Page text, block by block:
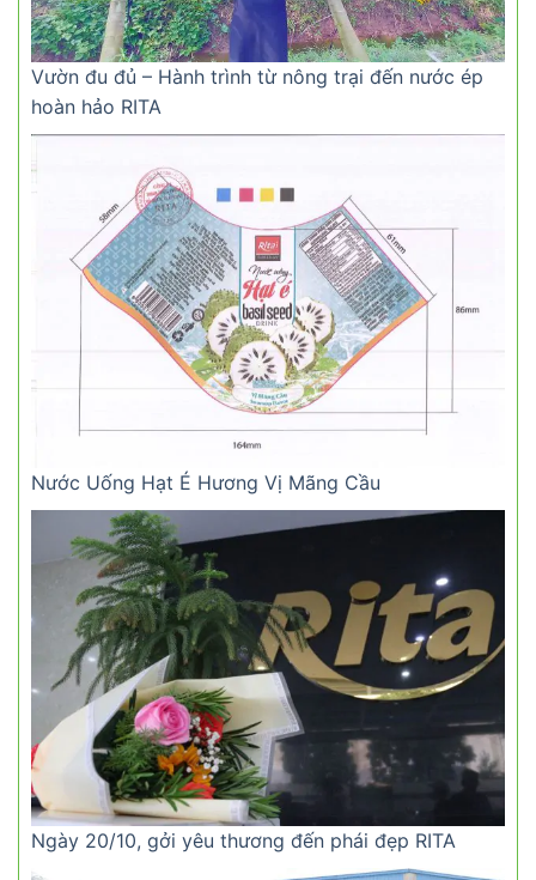
Vườn đu đủ – Hành trình từ nông trại đến nước ép
hoàn hảo RITA
Nước Uống Hạt É Hương Vị Mãng Cầu
Ngày 20/10, gởi yêu thương đến phái đẹp RITA